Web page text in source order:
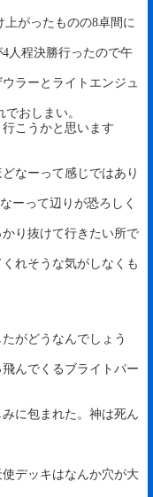
上がったものの8卓間に
人程決勝行ったので午
ラーとライトエンジュ
おしまい。
こうかと思います
なーって感じではあり
ーって辺りが恐ろしく
り抜けて行きたい所で
れそうな気がしなくも
がどうなんでしょう
んでくるブライトパー
に包まれた。神は死ん
デッキはなんか穴が大